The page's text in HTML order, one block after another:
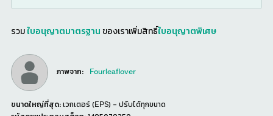
รวมใบอนุญาตมาตรฐาน ของเราเพิ่มสิทธิ์ใบอนุญาตพิเศษ
ภาพจาก: Fourleaflover
ขนาดใหญ่ที่สุด:เวกเตอร์ (EPS) - ปรับได้ทุกขนาด